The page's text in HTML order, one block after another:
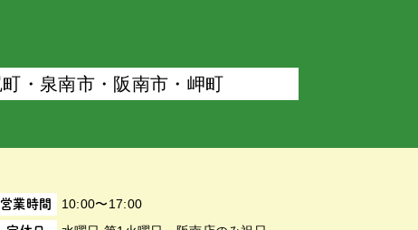
・泉南市・阪南市・岬町
営業時間 10:00〜17:00